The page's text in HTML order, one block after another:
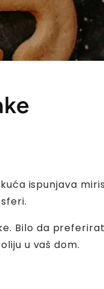
ispunjava
Bilo da
u vaš dom.